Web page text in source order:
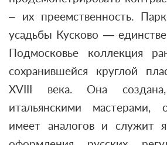
– их преемственность.
усадьбы Кусково —
Подмосковье коллекция
сохранившейся круглой
XVIII века. Она
итальянскими мастерами,
имеет аналогов и служит